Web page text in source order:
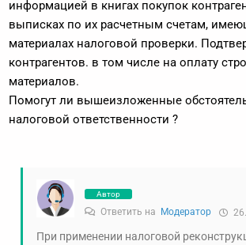
информацией в книгах покупок
выписках по их расчетным счетам,
материалах налоговой проверки.
контрагентов. в том числе на оплату
материалов.
Помогут ли вышеизложенные
налоговой ответственности ?
Автор
Ответить на Модератор
При применении налоговой